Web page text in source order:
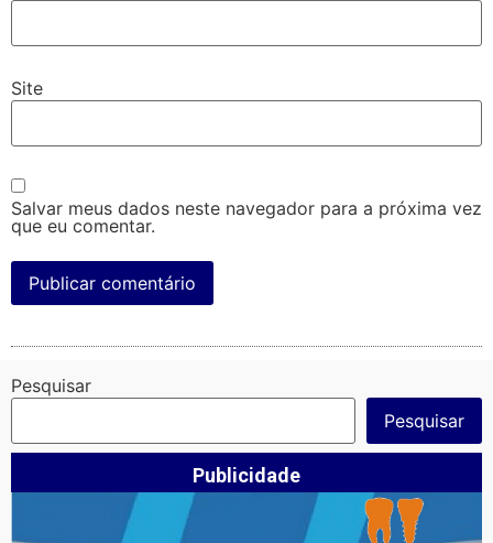
Site
Salvar meus dados neste navegador para a próxima vez
que eu comentar.
Pesquisar
Pesquisar
Publicidade